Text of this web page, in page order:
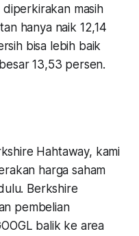
diperkirakan masih
hanya naik 12,14
bisa lebih baik
13,53 persen.
Hahtaway, kami
harga saham
Berkshire
pembelian
balik ke area